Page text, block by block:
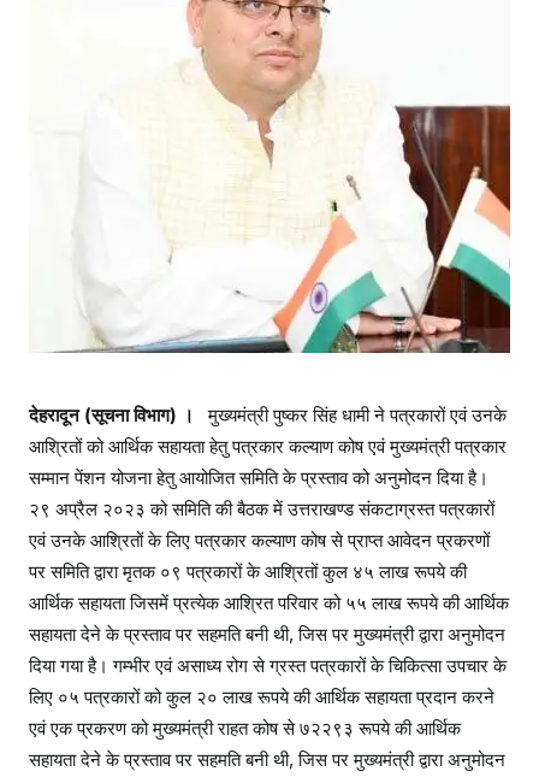
वं
उ
न
के
श्रि
आ
र्थि
क
स
हा
य
स्ता
का
दि
या
देहरादून (सूचना विभाग) ।मुख्यमंत्री पुष्कर सिंह धामी ने पत्रकारों एवं उनके
आश्रितों को आर्थिक सहायता हेतु पत्रकार कल्याण कोष एवं मुख्यमंत्री पत्रकार
सम्मान पेंशन योजना हेतु आयोजित समिति के प्रस्ताव को अनुमोदन दिया है।
२९ अप्रैल २०२३ को समिति की बैठक में उत्तराखण्ड संकटाग्रस्त पत्रकारों
एवं उनके आश्रितों के लिए पत्रकार कल्याण कोष से प्राप्त आवेदन प्रकरणों
पर समिति द्वारा मृतक ०९ पत्रकारों के आश्रितों कुल ४५ लाख रूपये की
आर्थिक सहायता जिसमें प्रत्येक आश्रित परिवार को ५५ लाख रूपये की आर्थिक
सहायता देने के प्रस्ताव पर सहमति बनी थी, जिस पर मुख्यमंत्री द्वारा अनुमोदन
दिया गया है। गम्भीर एवं असाध्य रोग से ग्रस्त पत्रकारों के चिकित्सा उपचार के
लिए ०५ पत्रकारों को कुल २० लाख रूपये की आर्थिक सहायता प्रदान करने
एवं एक प्रकरण को मुख्यमंत्री राहत कोष से ७२२९३ रूपये की आर्थिक
सहायता देने के प्रस्ताव पर सहमति बनी थी, जिस पर मुख्यमंत्री द्वारा अनुमोदन